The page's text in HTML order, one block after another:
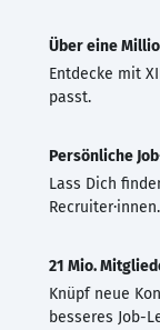
Über eine
Entdecke mit
passt.
Persönliche
Lass Dich
Recruiter·innen.
21 Mio.
Knüpf neue
besseres Job-